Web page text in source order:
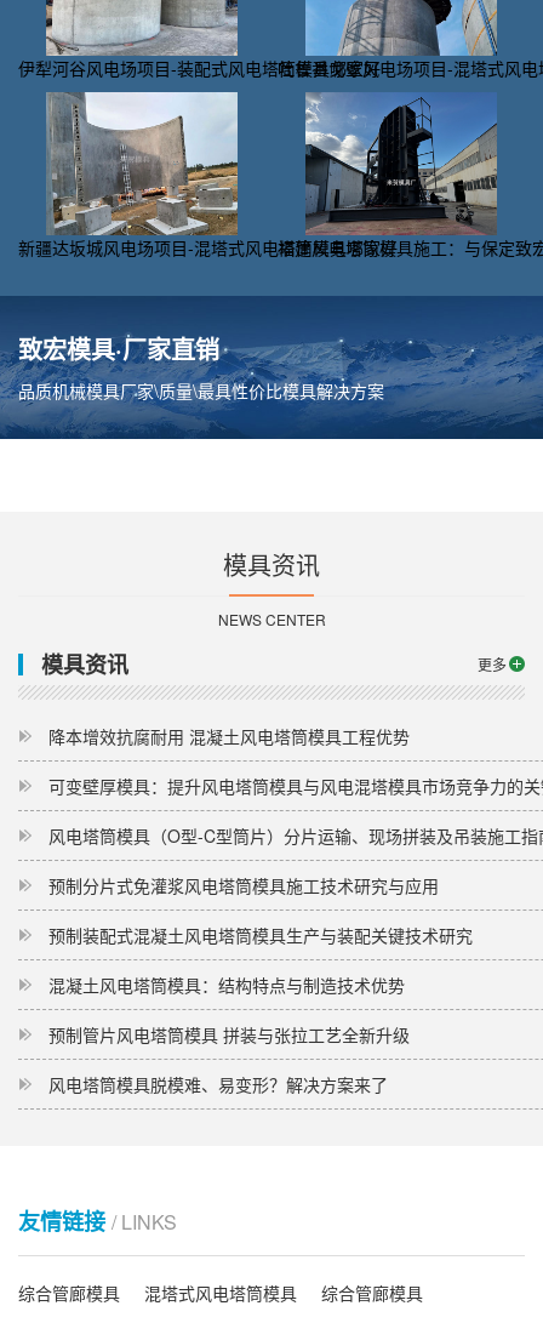
伊犁河谷风电场项目-装配式风电塔筒模具哪家好吐鲁番戈壁风电场项目-混塔式风
新疆达坂城风电场项目-混塔式风电塔筒模具哪家好福建风电塔筒模具施工：与保定致
致宏模具·厂家直销
品质机械模具厂家\质量\最具性价比模具解决方案
模具资讯
NEWS CENTER
更多
模具资讯
降本增效抗腐耐用 混凝土风电塔筒模具工程优势
可变壁厚模具：提升风电塔筒模具与风电混塔模具市场竞争力的
风电塔筒模具（O型-C型筒片）分片运输、现场拼装及吊装施工指
预制分片式免灌浆风电塔筒模具施工技术研究与应用
预制装配式混凝土风电塔筒模具生产与装配关键技术研究
混凝土风电塔筒模具：结构特点与制造技术优势
预制管片风电塔筒模具 拼装与张拉工艺全新升级
风电塔筒模具脱模难、易变形？解决方案来了
友情链接 / LINKS
综合管廊模具 混塔式风电塔筒模具 综合管廊模具